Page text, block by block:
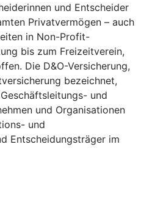
und Entscheider
Privatvermögen – auch
in Non-Profit-
bis zum Freizeitverein,
Die D&O-Versicherung,
bezeichnet,
und
und Organisationen
und
Entscheidungsträger im